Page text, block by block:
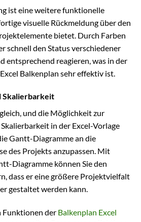
ist eine weitere funktionelle
visuelle Rückmeldung über den
bietet. Durch Farben
schnell den Status verschiedener
entsprechend reagieren, was in der
Balkenplan sehr effektiv ist.
Skalierbarkeit
und die Möglichkeit zur
in der Excel-Vorlage
Gantt-Diagramme an die
des Projekts anzupassen. Mit
Diagramme können Sie den
dass er eine größere Projektvielfalt
gestaltet werden kann.
der Balkenplan Excel